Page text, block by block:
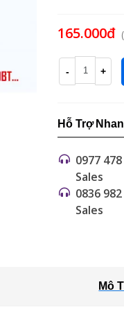
P950NW, PT-
165.000đ
- +
Hỗ Trợ
0977
Sales
0836
Sales
Mô